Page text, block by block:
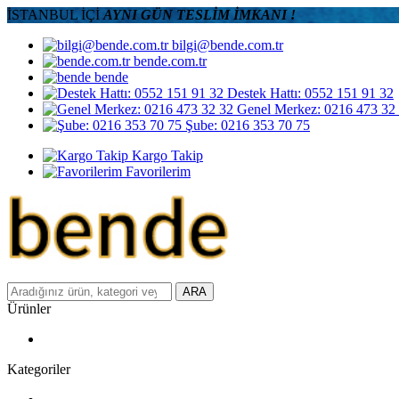
İSTANBUL İÇİ AYNI GÜN TESLİM İMKANI !
bilgi@bende.com.tr
bende.com.tr
bende
Destek Hattı: 0552 151 91 32
Genel Merkez: 0216 473 32
Şube: 0216 353 70 75
Kargo Takip
Favorilerim
ARA
Ürünler
Kategoriler